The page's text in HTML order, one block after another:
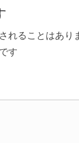
れることはあり
す